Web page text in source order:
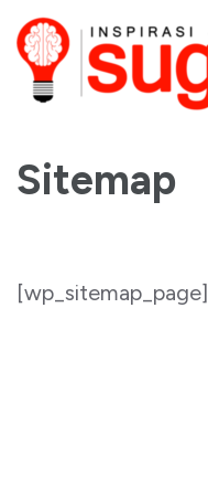
Lompat
ke
konten
Enter)
dan Solusi
Sitemap
[wp_sitemap_page]